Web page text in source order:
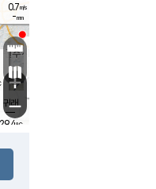
귀래
29.4℃
0.7m/s
-mm
+
−